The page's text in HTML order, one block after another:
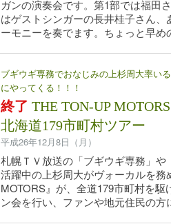
ガンの演奏会です。第1部では福田
はゲストシンガーの長井桂子さん
ーモニーを奏でます。ちょっと早
ブギウギ専務でおなじみの上杉周大率い
にやってくる！！！
終了 THE TON-UP MOTORS
北海道179市町村ツアー
平成26年12月8日（月）
札幌ＴＶ放送の「ブギウギ専務」
活躍中の上杉周大がヴォーカルを務
MOTORS』が、全道179市町村を駆
ン会を行い、ファンや地元住民の